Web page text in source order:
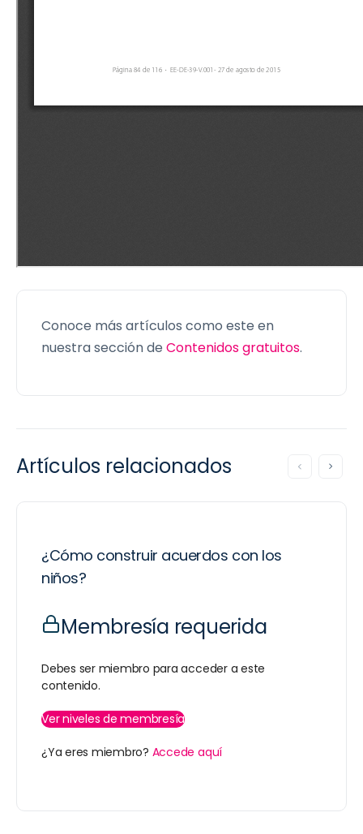
Conoce más artículos como este en
nuestra sección de Contenidos gratuitos.
Artículos relacionados
¿Cómo construir acuerdos con los
niños?
Membresía requerida
Debes ser miembro para acceder a este
contenido.
Ver niveles de membresía
¿Ya eres miembro? Accede aquí